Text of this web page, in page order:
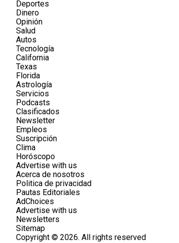
Deportes
Dinero
Opinión
Salud
Autos
Tecnología
California
Texas
Florida
Astrología
Servicios
Podcasts
Clasificados
Newsletter
Empleos
Suscripción
Clima
Horóscopo
Advertise with us
Acerca de nosotros
Politica de privacidad
Pautas Editoriales
AdChoices
Advertise with us
Newsletters
Sitemap
Copyright © 2026. All rights reserved